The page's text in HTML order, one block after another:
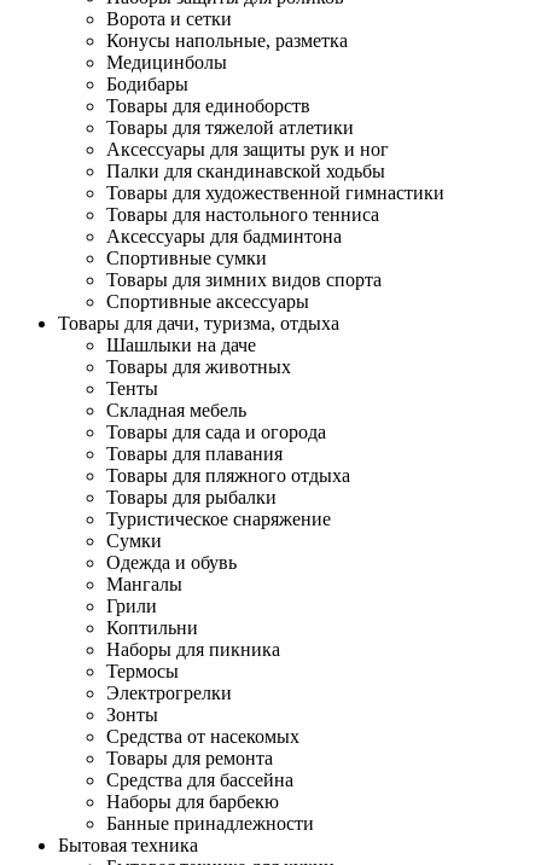
Ворота и сетки
Конусы напольные, разметка
Медицинболы
Бодибары
Товары для единоборств
Товары для тяжелой атлетики
Аксессуары для защиты рук и ног
Палки для скандинавской ходьбы
Товары для художественной гимнастики
Товары для настольного тенниса
Аксессуары для бадминтона
Спортивные сумки
Товары для зимних видов спорта
Спортивные аксессуары
Товары для дачи, туризма, отдыха
Шашлыки на даче
Товары для животных
Тенты
Складная мебель
Товары для сада и огорода
Товары для плавания
Товары для пляжного отдыха
Товары для рыбалки
Туристическое снаряжение
Сумки
Одежда и обувь
Мангалы
Грили
Коптильни
Наборы для пикника
Термосы
Электрогрелки
Зонты
Средства от насекомых
Товары для ремонта
Средства для бассейна
Наборы для барбекю
Банные принадлежности
Бытовая техника